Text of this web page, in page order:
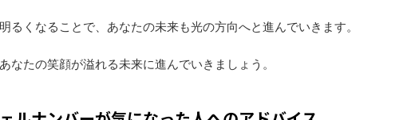
るくなることで、あなたの未来も光の方向へと進んでいきます。
なたの笑顔が溢れる未来に進んでいきましょう。